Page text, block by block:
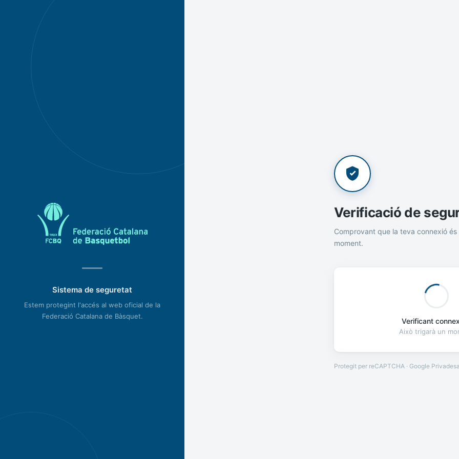
Sistema de seguretat
Estem protegint l'accés al web oficial de la
Federació Catalana de Bàsquet.
Verificació de
Comprovant que la teva connexió és
moment.
Verificant
Això trigarà un
Protegit per reCAPTCHA · Google Privadesa